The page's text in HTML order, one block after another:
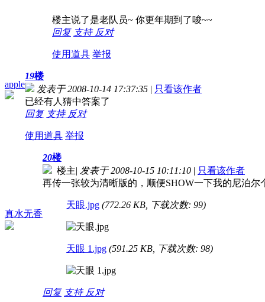
楼主说了是老队员~ 你更年期到了唆~~
回复 支持 反对
使用道具 举报
apple
19楼
发表于 2008-10-14 17:37:35 | 只看该作者
已经有人猜中答案了
回复 支持 反对
使用道具 举报
真水无香
20楼
楼主| 发表于 2008-10-15 10:11:10 | 只看该作者
再传一张较为清晰版的，顺便SHOW一下我的尼泊尔
天眼.jpg (772.26 KB, 下载次数: 99)
天眼 1.jpg (591.25 KB, 下载次数: 98)
回复 支持 反对